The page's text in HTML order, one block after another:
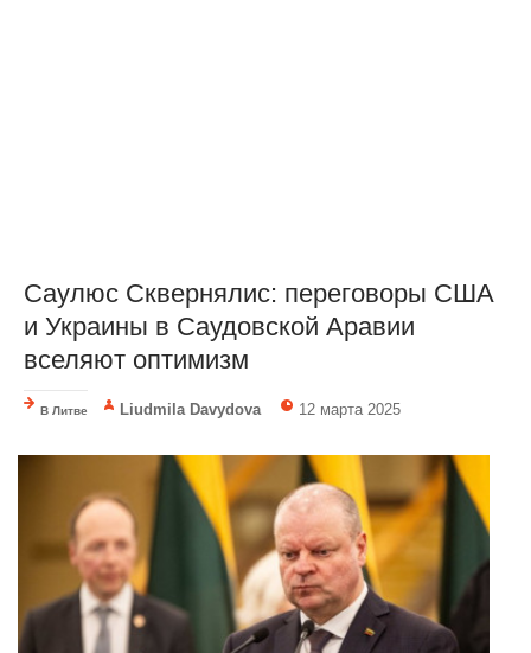
Саулюс Сквернялис: переговоры США
и Украины в Саудовской Аравии
вселяют оптимизм
В Литве Liudmila Davydova 12 марта 2025